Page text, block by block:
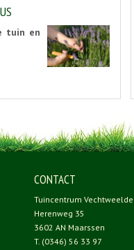
tuin en
CONTACT
Tuincentrum Vechtweelde
Herenweg 35
3602 AN Maarssen
T. (0346) 56 33 97